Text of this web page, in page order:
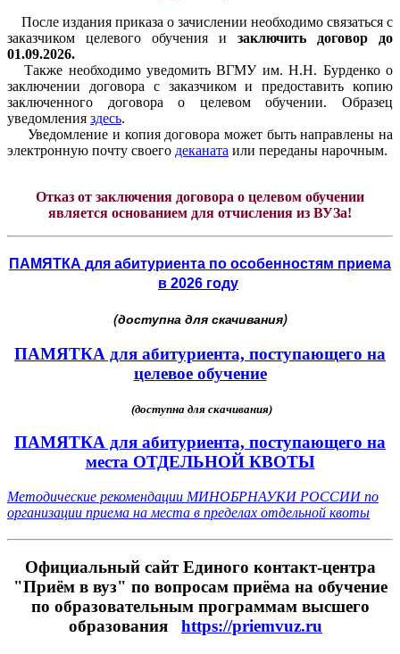
После издания приказа о зачислении необходимо связаться с
заказчиком целевого обучения и заключить договор до
01.09.2026.
Также необходимо уведомить ВГМУ им. Н.Н. Бурденко о
заключении договора с заказчиком и предоставить копию
заключенного договора о целевом обучении. Образец
уведомления здесь.
Уведомление и копия договора может быть направлены на
электронную почту своего деканата или переданы нарочным.
Отказ от заключения договора о целевом обучении
является основанием для отчисления из ВУЗа!
ПАМЯТКА для абитуриента по особенностям приема
в 2026 году
(доступна для скачивания)
ПАМЯТКА для абитуриента, поступающего на
целевое обучение
(доступна для скачивания)
ПАМЯТКА для абитуриента, поступающего на
места ОТДЕЛЬНОЙ КВОТЫ
Методические рекомендации МИНОБРНАУКИ РОССИИпо
организации приема на места в пределах отдельной квоты
Официальный сайт Единого контакт-центра
"Приём в вуз" по вопросам приёма на обучение
по образовательным программам высшего
образования https://priemvuz.ru